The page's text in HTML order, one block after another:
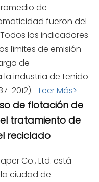
de
fueron del
los indicadores
límites de emisión
de
industria de teñido
2012). Leer Más>
de flotación de
tratamiento de
reciclado
Co., Ltd. está
ciudad de